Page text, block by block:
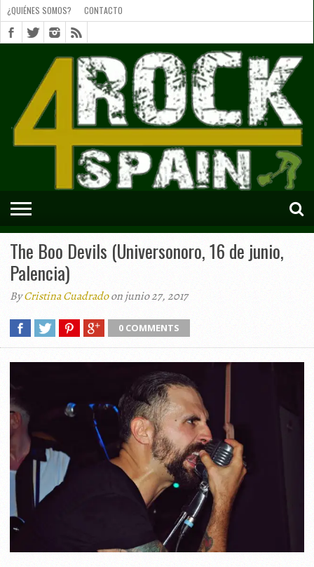
SOMOS?
CONTACTO
SHORTS
¿QUIÉNES SOMOS? CONTACTO
The Boo Devils (Universonoro, 16 de junio,
Palencia)
ByCristina Cuadradoon junio 27, 2017
0 COMMENTS